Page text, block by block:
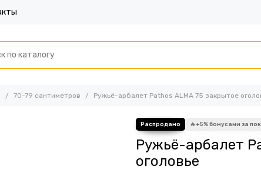
70-79 сантиметров Ружьё-арбалет Pathos ALMA 75 закрытое
Ружьё-арбалет
оголовье